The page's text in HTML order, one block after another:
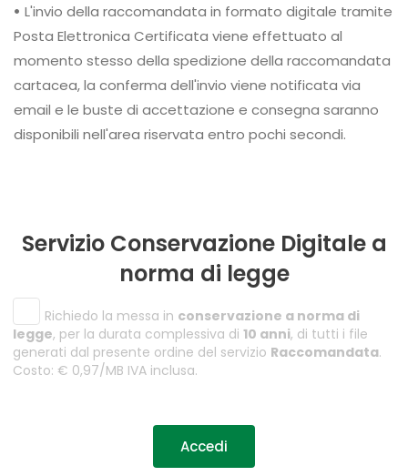
• L'invio della raccomandata in formato digitale tramite
Posta Elettronica Certificata viene effettuato al
momento stesso della spedizione della raccomandata
cartacea, la conferma dell'invio viene notificata via
email e le buste di accettazione e consegna saranno
disponibili nell'area riservata entro pochi secondi.
Servizio Conservazione Digitale a
norma di legge
Richiedo la messa in conservazione a norma di
legge, per la durata complessiva di 10 anni, di tutti i file
generati dal presente ordine del servizio Raccomandata.
Costo: € 0,97/MB IVA inclusa.
Accedi